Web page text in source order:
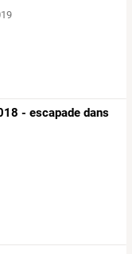
- escapade dans